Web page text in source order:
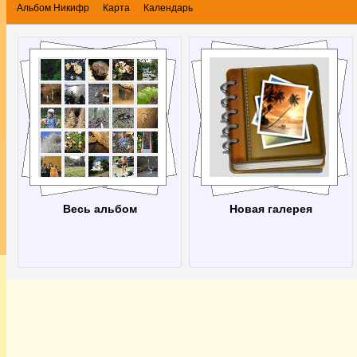
Альбом Никифр
Карта Календарь
Весь альбом Новая галерея